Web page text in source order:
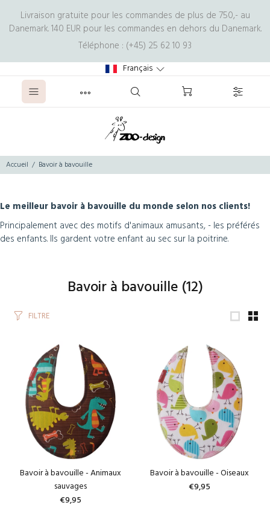
Livraison gratuite pour les commandes de plus de 750,- au
Danemark. 140 EUR pour les commandes en dehors du Danemark.
Téléphone : (+45) 25 62 10 93
Français
Accueil Bavoir à bavouille
Le meilleur bavoir à bavouille du monde selon nos clients!
Principalement avec des motifs d'animaux amusants, - les préférés
des enfants. Ils gardent votre enfant au sec sur la poitrine.
Bavoir à bavouille (12)
FILTRE
Bavoir à bavouille - Animaux
sauvages
€9,95
Bavoir à bavouille - Oiseaux
€9,95